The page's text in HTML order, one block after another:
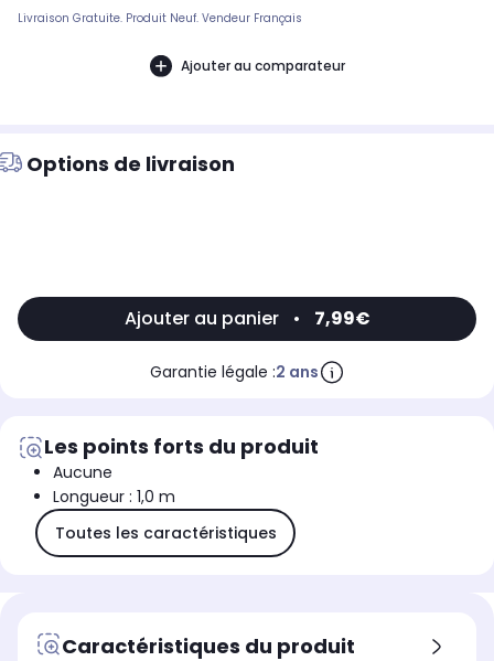
Livraison Gratuite. Produit Neuf. Vendeur Français
Ajouter au comparateur
Options de livraison
Ajouter au panier • 7,99€
Garantie légale :2 ans
Les points forts du produit
Aucune
Longueur : 1,0 m
Toutes les caractéristiques
Caractéristiques du produit